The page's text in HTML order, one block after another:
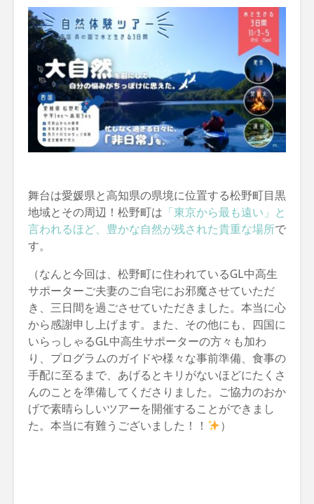
舞台は愛媛県と高知県の県境に位置する松野町目黒
地域とその周辺！松野町は 「東京から最も遠い」と
言われるほど、豊かな自然が残された貴重な場所で
す。
（なんと今回は、松野町に住われているGL中高生
サポーターご夫妻のご自宅にお邪魔させていただ
き、三日間を過ごさせていただきました。本当に心
から感謝申し上げます。また、その他にも、四国に
いらっしゃるGL中高生サポーターの方々も加わ
り、プログラムのガイドや様々な事前準備、食事の
手配に至るまで、あげるとキリがないほどにたくさ
んのことを準備してくださりました。ご協力のおか
げで素晴らしいツアーを開催することができまし
た。本当に有難うございました！！
）